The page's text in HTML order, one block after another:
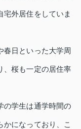
宅外居住をしていま
春日といった大学周
、桜も一定の居住率
の学生は通学時間の
になっており、こ